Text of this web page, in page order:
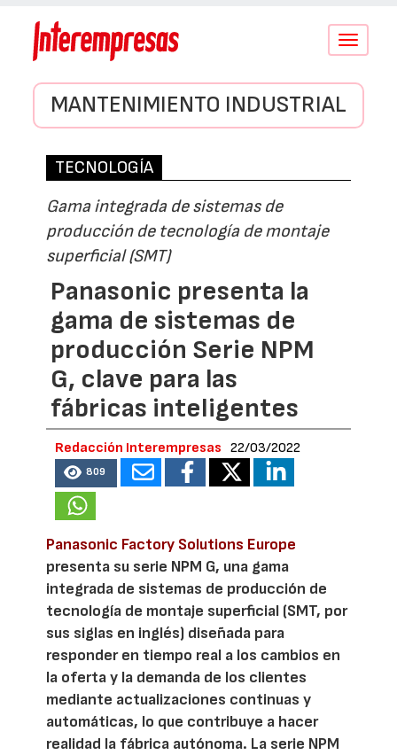
Conmutar
MANTENIMIENTO INDUSTRIAL
TECNOLOGÍA
Gama integrada de sistemas de
producción de tecnología de montaje
superficial (SMT)
Panasonic presenta la
gama de sistemas de
producción Serie NPM
G, clave para las
fábricas inteligentes
Redacción Interempresas 22/03/2022
809
Panasonic Factory Solutions Europe
presenta su serie NPM G, una gama
integrada de sistemas de producción de
tecnología de montaje superficial (SMT, por
sus siglas en inglés) diseñada para
responder en tiempo real a los cambios en
la oferta y la demanda de los clientes
mediante actualizaciones continuas y
automáticas, lo que contribuye a hacer
realidad la fábrica autónoma. La serie NPM